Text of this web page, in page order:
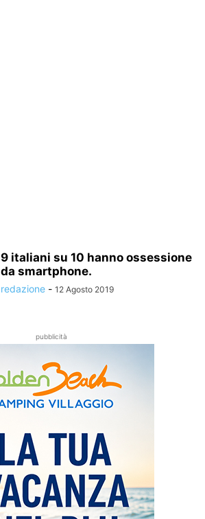
9 italiani su 10 hanno ossessione
da smartphone.
redazione - 12 Agosto 2019
pubblicità